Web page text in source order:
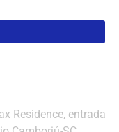
Residence, entrada